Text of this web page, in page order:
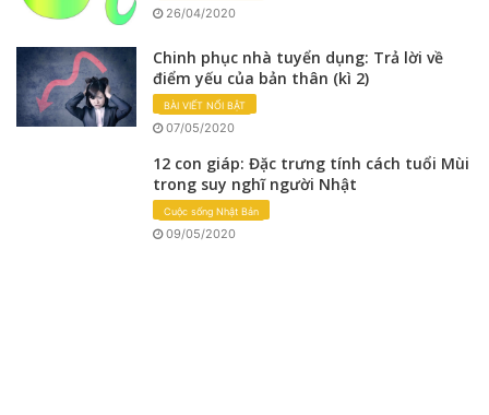
26/04/2020
Chinh phục nhà tuyển dụng: Trả lời về
điểm yếu của bản thân (kì 2)
BÀI VIẾT NỔI BẬT
07/05/2020
12 con giáp: Đặc trưng tính cách tuổi Mùi
trong suy nghĩ người Nhật
Cuộc sống Nhật Bản
09/05/2020